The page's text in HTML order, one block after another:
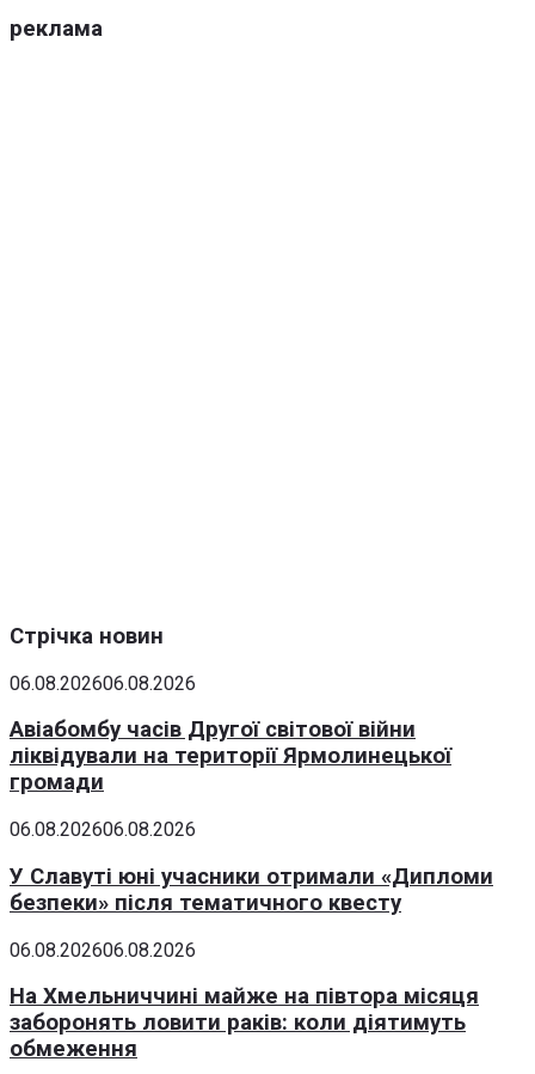
реклама
Стрічка новин
06.08.202606.08.2026
Авіабомбу часів Другої світової війни
ліквідували на території Ярмолинецької
громади
06.08.202606.08.2026
У Славуті юні учасники отримали «Дипломи
безпеки» після тематичного квесту
06.08.202606.08.2026
На Хмельниччині майже на півтора місяця
заборонять ловити раків: коли діятимуть
обмеження